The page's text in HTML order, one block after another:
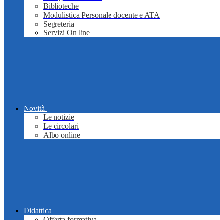
Biblioteche
Modulistica Personale docente e ATA
Segreteria
Servizi On line
Novità
Le notizie
Le circolari
Albo online
Didattica